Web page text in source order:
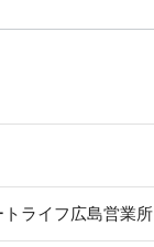
ライフ広島営業所